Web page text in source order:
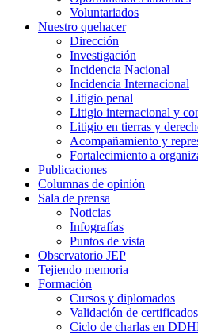
Voluntariados
Nuestro quehacer
Dirección
Investigación
Incidencia Nacional
Incidencia Internacional
Litigio penal
Litigio internacional y
Litigio en tierras y
Acompañamiento y
Fortalecimiento a
Publicaciones
Columnas de opinión
Sala de prensa
Noticias
Infografías
Puntos de vista
Observatorio JEP
Tejiendo memoria
Formación
Cursos y diplomados
Validación de certificados
Ciclo de charlas en